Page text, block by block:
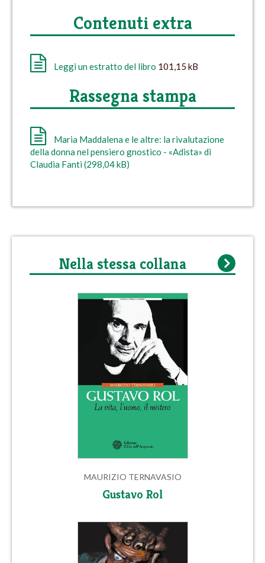
Contenuti extra
Leggi un estratto del libro 101,15 kB
Rassegna stampa
Maria Maddalena e le altre: la rivalutazione
della donna nel pensiero gnostico - «Adista» di
Claudia Fanti (298,04 kB)
Nella stessa collana
MAURIZIO TERNAVASIO
Gustavo Rol